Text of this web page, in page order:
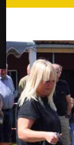
dasfür Hof und